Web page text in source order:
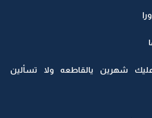
عليك شهرين يالقاطعه ولا تسألين